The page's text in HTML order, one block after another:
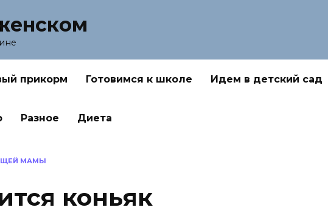
прикорм Готовимся к школе Идем в детский сад
Разное Диета
МАМЫ
коньяк